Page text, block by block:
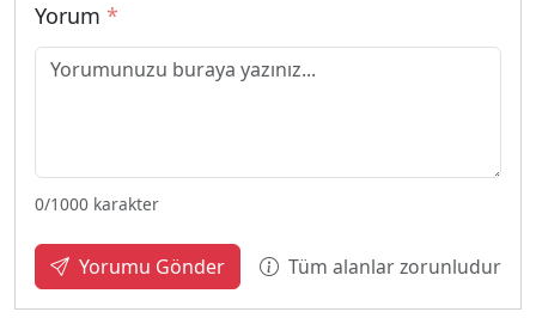
Yorum *
0/1000 karakter
Yorumu Gönder Tüm alanlar zorunludur